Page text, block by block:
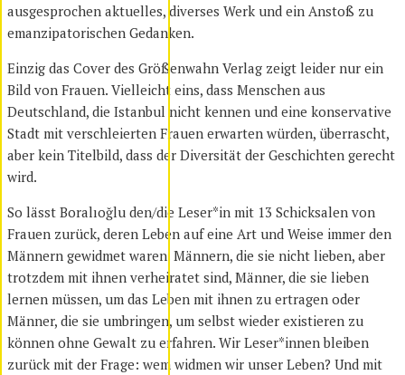
ausgesprochen aktuelles, diverses Werk und ein Anstoß zu
emanzipatorischen Gedanken.
Einzig das Cover des Größenwahn Verlag zeigt leider nur ein
Bild von Frauen. Vielleicht eins, dass Menschen aus
Deutschland, die Istanbul nicht kennen und eine konservative
Stadt mit verschleierten Frauen erwarten würden, überrascht,
aber kein Titelbild, dass der Diversität der Geschichten gerecht
wird.
So lässt Boralıoğlu den/die Leser*in mit 13 Schicksalen von
Frauen zurück, deren Leben auf eine Art und Weise immer den
Männern gewidmet waren. Männern, die sie nicht lieben, aber
trotzdem mit ihnen verheiratet sind, Männer, die sie lieben
lernen müssen, um das Leben mit ihnen zu ertragen oder
Männer, die sie umbringen, um selbst wieder existieren zu
können ohne Gewalt zu erfahren. Wir Leser*innen bleiben
zurück mit der Frage: wem widmen wir unser Leben? Und mit